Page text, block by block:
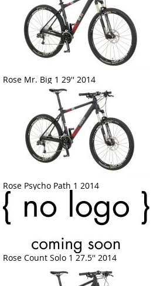
Rose Mr. Big 1 29'' 2014
Rose Psycho Path 1 2014
Rose Count Solo 1 27.5'' 2014